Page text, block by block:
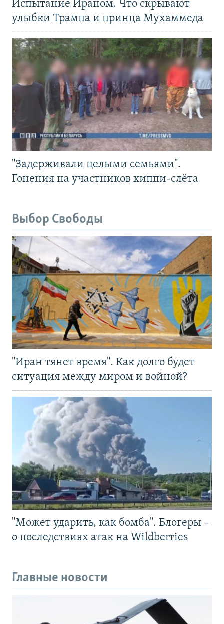
Испытание Ираном. Что скрывают
улыбки Трампа и принца Мухаммеда
"Задерживали целыми семьями".
Гонения на участников хиппи-слёта
Выбор Свободы
"Иран тянет время". Как долго будет
ситуация между миром и войной?
"Может ударить, как бомба". Блогеры –
о последствиях атак на Wildberries
Главные новости